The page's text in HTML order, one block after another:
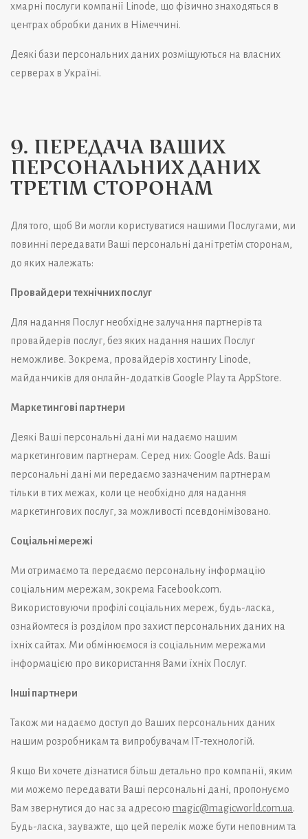
хмарні послуги компанії
Linode, що фізично знаходяться в
центрах обробки даних в Німеччині.
Деякі бази персональних даних розміщуються на власних
серверах в Україні.
9. ПЕРЕДАЧА ВАШИХ
ПЕРСОНАЛЬНИХ ДАНИХ
ТРЕТІМ СТОРОНАМ
Для того, щоб Ви могли користуватися нашими Послугами, ми
повинні передавати Ваші персональні дані третім сторонам,
до яких належать:
Провайдери технічних послуг
Для надання Послуг необхідне залучання партнерів та
провайдерів послуг, без яких надання наших Послуг
неможливе. Зокрема, провайдерів хостингу Linode,
майданчиків для онлайн-додатків Google Play та AppStore.
Маркетингові партнери
Деякі Ваші персональні дані ми надаємо нашим
маркетинговим партнерам. Серед них: Google Ads. Ваші
персональні дані ми передаємо зазначеним партнерам
тільки в тих межах, коли це необхідно для надання
маркетингових послуг, за можливості псевдонімізовано.
Соціальні мережі
Ми отримаємо та передаємо персональну інформацію
соціальним мережам, зокрема Facebook.com.
Використовуючи профілі соціальних мереж, будь-ласка,
ознайомтеся із розділом про захист персональних даних на
їхніх сайтах. Ми обмінюємося із соціальним мережами
інформацією про використання Вами їхніх Послуг.
Інші партнери
Також ми надаємо доступ до Ваших персональних даних
нашим розробникам та випробувачам ІТ-технологій.
Якщо Ви хочете дізнатися більш детально про компанії, яким
ми можемо передавати Ваші персональні дані, пропонуємо
Вам звернутися до нас за адресою magic@magicworld.com.ua.
Будь-ласка, зауважте, що цей перелік може бути неповним та